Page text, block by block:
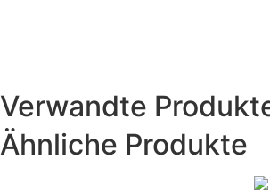
Verwandte
Ähnliche Produkte